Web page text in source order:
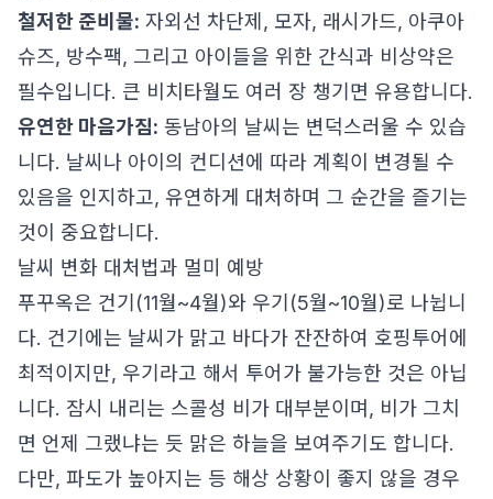
철저한 준비물: 자외선 차단제, 모자, 래시가드, 아쿠아
슈즈, 방수팩, 그리고 아이들을 위한 간식과 비상약은
필수입니다. 큰 비치타월도 여러 장 챙기면 유용합니다.
유연한 마음가짐: 동남아의 날씨는 변덕스러울 수 있습
니다. 날씨나 아이의 컨디션에 따라 계획이 변경될 수
있음을 인지하고, 유연하게 대처하며 그 순간을 즐기는
것이 중요합니다.
날씨 변화 대처법과 멀미 예방
푸꾸옥은 건기(11월~4월)와 우기(5월~10월)로 나뉩니
다. 건기에는 날씨가 맑고 바다가 잔잔하여 호핑투어에
최적이지만, 우기라고 해서 투어가 불가능한 것은 아닙
니다. 잠시 내리는 스콜성 비가 대부분이며, 비가 그치
면 언제 그랬냐는 듯 맑은 하늘을 보여주기도 합니다.
다만, 파도가 높아지는 등 해상 상황이 좋지 않을 경우